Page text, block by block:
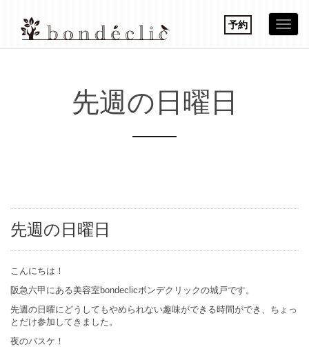
先週の日曜日
予約
先週の日曜日
こんにちは！
阪急六甲にある美容室bondeclicボンデクリックの城戸です。
先週の日曜にどうしてもやめられない趣味ができる時間ができ、ちょっ
とだけ参加してきました。
夜のバスケ！